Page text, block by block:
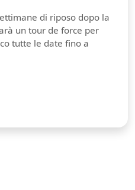
di riposo dopo la
un tour de force per
tutte le date fino a